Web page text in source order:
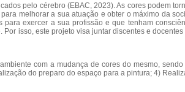
pelo cérebro (EBAC, 2023). As cores podem
melhorar a sua atuação e obter o máximo da
exercer a sua profissão e que tenham
isso, este projeto visa juntar discentes e
com a mudança de cores do mesmo,
do preparo do espaço para a pintura; 4)